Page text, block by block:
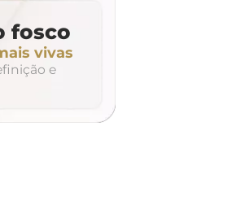
fosco
vivas
e